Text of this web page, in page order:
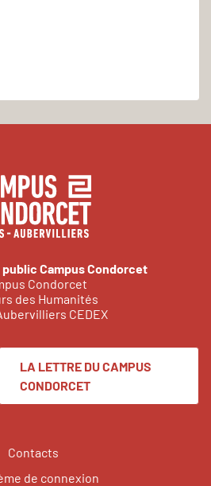
Campus Condorcet
Condorcet
des Humanités
CEDEX
LA LETTRE DU CAMPUS
CONDORCET
Contacts
de connexion